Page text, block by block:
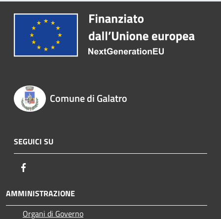
Comune di Galatro
SEGUICI SU
AMMINISTRAZIONE
Organi di Governo